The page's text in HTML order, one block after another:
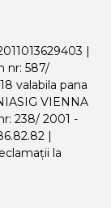
|
nr: 587/
valabila pana
VIENNA
238/ 2001 -
|
la